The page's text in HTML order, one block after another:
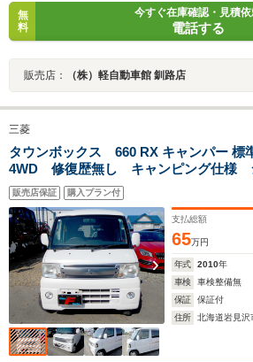
無
料
今すぐ在庫確認・見積
電話する
販売店： （株）軽自動車館 釧路店
三菱
タウンボックス 660 RX キャンパー 標
4WD 修復歴無し キャンピング仕様
ル 走行45000キロ ナビTV エンジン
冬タイヤ付
販売店保証 購入プラン付
支払総額
65万円
年式 2010年
車検
車検整備無
保証
保証付
住所
北海道岩見沢